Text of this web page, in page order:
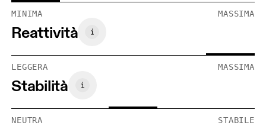
MINIMA MASSIMA
Reattività
LEGGERA MASSIMA
Stabilità
NEUTRA STABILE